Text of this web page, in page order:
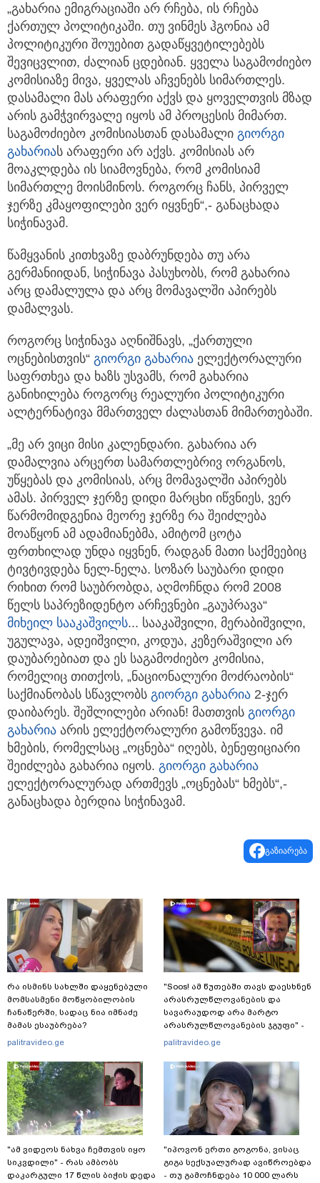
„გახარია ემიგრაციაში არ რჩება, ის რჩება
ქართულ პოლიტიკაში. თუ ვინმეს ჰგონია ამ
პოლიტიკური შოუებით გადაწყვეტილებებს
შევიცვლით, ძალიან ცდებიან. ყველა საგამოძიებო
კომისიაზე მივა, ყველას აჩვენებს სიმართლეს.
დასამალი მას არაფერი აქვს და ყოველთვის მზად
არის გამჭვირვალე იყოს ამ პროცესის მიმართ.
საგამოძიებო კომისიასთან დასამალი გიორგი
გახარიას არაფერი არ აქვს. კომისიას არ
მოაკლდება ის სიამოვნება, რომ კომისიამ
სიმართლე მოისმინოს. როგორც ჩანს, პირველ
ჯერზე კმაყოფილები ვერ იყვნენ“,- განაცხადა
სიჭინავამ.
წამყვანის კითხვაზე დაბრუნდება თუ არა
გერმანიიდან, სიჭინავა პასუხობს, რომ გახარია
არც დამალულა და არც მომავალში აპირებს
დამალვას.
როგორც სიჭინავა აღნიშნავს, „ქართული
ოცნებისთვის“ გიორგი გახარია ელექტორალური
საფრთხეა და ხაზს უსვამს, რომ გახარია
განიხილება როგორც რეალური პოლიტიკური
ალტერნატივა მმართველ ძალასთან მიმართებაში.
„მე არ ვიცი მისი კალენდარი. გახარია არ
დამალვია არცერთ სამართლებრივ ორგანოს,
უწყებას და კომისიას, არც მომავალში აპირებს
ამას. პირველ ჯერზე დიდი მარცხი იწვნიეს, ვერ
წარმომიდგენია მეორე ჯერზე რა შეიძლება
მოაწყონ ამ ადამიანებმა, ამიტომ ცოტა
ფრთხილად უნდა იყვნენ, რადგან მათი საქმეებიც
ტივტივდება ნელ-ნელა. სოზარ საუბარი დიდი
რიხით რომ საუბრობდა, აღმოჩნდა რომ 2008
წელს საპრეზიდენტო არჩევნები „გაუპრავა“
მიხეილ სააკაშვილს... სააკაშვილი, მერაბიშვილი,
უგულავა, ადეიშვილი, კოდუა, კეზერაშვილი არ
დაუბარებიათ და ეს საგამოძიებო კომისია,
რომელიც თითქოს, „ნაციონალური მოძრაობის“
საქმიანობას სწავლობს გიორგი გახარია 2-ჯერ
დაიბარეს. შეშლილები არიან! მათთვის გიორგი
გახარია არის ელექტორალური გამოწვევა. იმ
ხმების, რომელსაც „ოცნება“ იღებს, ბენეფიციარი
შეიძლება გახარია იყოს. გიორგი გახარია
ელექტორალურად ართმევს „ოცნებას“ ხმებს“,-
განაცხადა ბერდია სიჭინავამ.
გაზიარება
რა ისმინს სახლში დაყენებული
მომსასმენი მოწყობილობის
ჩანაწერში, სადაც ნია იმნაძე
მამას ესაუბრება?
palitravideo.ge
"ამ ვიდეოს ნახვა ჩემთვის იყო
სიკვდილი" - რას ამბობს
დაკარგული 17 წლის ბიჭის დედა
"Soos! ამ წუთებში თავს დაესხნენ
არასრულწლოვანების და
სავარაუდოდ არა მარტო
არასრულწლოვანების ჯგუფი" -
რა ინფორმაციას ავრცელებს
palitravideo.ge
"იპოვონ ერთი გოგონა, ვისაც
გიგა სექსუალურად ავიწროებდა
- თუ გამოჩნდება 10 000 ლარს